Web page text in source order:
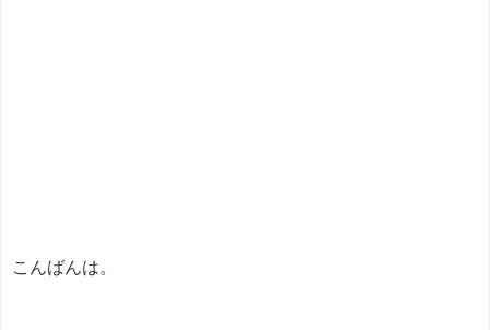
こんばんは。